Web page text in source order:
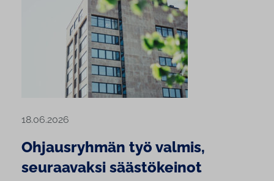
18.06.2026
Ohjausryhmän työ valmis,
seuraavaksi säästökeinot